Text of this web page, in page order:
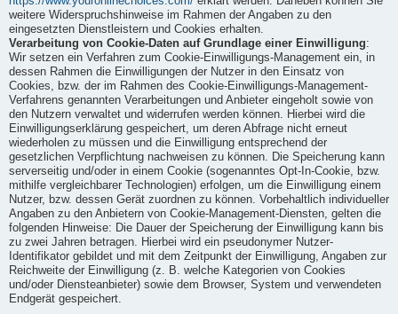
weitere Widerspruchshinweise im Rahmen der Angaben zu den
eingesetzten Dienstleistern und Cookies erhalten.
Verarbeitung von Cookie-Daten auf Grundlage einer Einwilligung:
Wir setzen ein Verfahren zum Cookie-Einwilligungs-Management ein, in
dessen Rahmen die Einwilligungen der Nutzer in den Einsatz von
Cookies, bzw. der im Rahmen des Cookie-Einwilligungs-Management-
Verfahrens genannten Verarbeitungen und Anbieter eingeholt sowie von
den Nutzern verwaltet und widerrufen werden können. Hierbei wird die
Einwilligungserklärung gespeichert, um deren Abfrage nicht erneut
wiederholen zu müssen und die Einwilligung entsprechend der
gesetzlichen Verpflichtung nachweisen zu können. Die Speicherung kann
serverseitig und/oder in einem Cookie (sogenanntes Opt-In-Cookie, bzw.
mithilfe vergleichbarer Technologien) erfolgen, um die Einwilligung einem
Nutzer, bzw. dessen Gerät zuordnen zu können. Vorbehaltlich individueller
Angaben zu den Anbietern von Cookie-Management-Diensten, gelten die
folgenden Hinweise: Die Dauer der Speicherung der Einwilligung kann bis
zu zwei Jahren betragen. Hierbei wird ein pseudonymer Nutzer-
Identifikator gebildet und mit dem Zeitpunkt der Einwilligung, Angaben zur
Reichweite der Einwilligung (z. B. welche Kategorien von Cookies
und/oder Diensteanbieter) sowie dem Browser, System und verwendeten
Endgerät gespeichert.